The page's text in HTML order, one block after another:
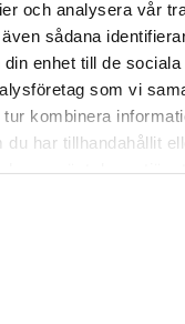
och analysera vår
sådana
enhet till de
som vi
kombinera
du har tillhandahållit
Art nr:
Tillv. art. nr:
92020
CAVALET
Nackkudde Minnesskum